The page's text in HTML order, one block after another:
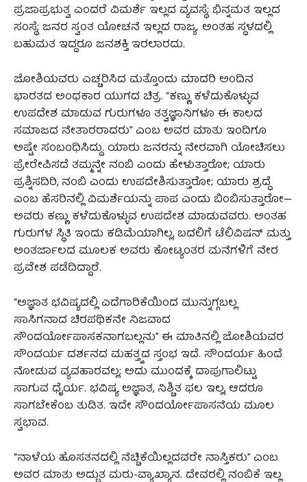
ಪ್ರಜಾಪ್ರಭುತ್ವ ಎಂದರೆ ವಿಮರ್ಶೆ ಇಲ್ಲದ ವ್ಯವಸ್ಥೆ; ಭಿನ್ನಮತ ಇಲ್ಲದ
ಸಂಸ್ಥೆ; ಜನರ ಸ್ವಂತ ಯೋಚನೆ ಇಲ್ಲದ ರಾಜ್ಯ. ಅಂತಹ ಸ್ಥಳದಲ್ಲಿ
ಬಹುಮತ ಇದ್ದರೂ ಜನಶಕ್ತಿ ಇರಲಾರದು.
ಜೋಶಿಯವರು ಎಚ್ಚರಿಸಿದ ಮತ್ತೊಂದು ಮಾದರಿ ಅಂದಿನ
ಭಾರತದ ಅಂಧಕಾರ ಯುಗದ ಚಿತ್ರ. “ಕಣ್ಣು ಕಳೆದುಕೊಳ್ಳುವ
ಉಪದೇಶ ಮಾಡುವ ಗುರುಗಳೂ ತತ್ವಜ್ಞಾನಿಗಳೂ ಈ ಕಾಲದ
ಸಮಾಜದ ನೇತಾರರಾದರು” ಎಂಬ ಅವರ ಮಾತು ಇಂದಿಗೂ
ಅಷ್ಟೇ ಸಂಬಂಧಿಸಿದ್ದು. ಯಾರು ಜನರನ್ನು ನೇರವಾಗಿ ಯೋಚಿಸಲು
ಪ್ರೇರೇಪಿಸದೆ ತಮ್ಮನ್ನೇ ನಂಬಿ ಎಂದು ಹೇಳುತ್ತಾರೋ; ಯಾರು
ಪ್ರಶ್ನಿಸದಿರಿ, ನಂಬಿ ಎಂದು ಉಪದೇಶಿಸುತ್ತಾರೋ; ಯಾರು ಶ್ರದ್ಧೆ
ಎಂಬ ಹೆಸರಿನಲ್ಲಿ ವಿಮರ್ಶೆಯನ್ನು ಪಾಪ ಎಂದು ಬಿಂಬಿಸುತ್ತಾರೋ—
ಅವರು ಕಣ್ಣು ಕಳೆದುಕೊಳ್ಳುವ ಉಪದೇಶ ಮಾಡುವವರು. ಅಂತಹ
ಗುರುಗಳ ಸ್ಥಿತಿ ಇಂದು ಕಡಿಮೆಯಾಗಿಲ್ಲ, ಬದಲಿಗೆ ಟೆಲಿವಿಷನ್ ಮತ್ತು
ಅಂತರ್ಜಾಲದ ಮೂಲಕ ಅವರು ಕೋಟ್ಯಂತರ ಮನೆಗಳಿಗೆ ನೇರ
ಪ್ರವೇಶ ಪಡೆದಿದ್ದಾರೆ.
“ಅಜ್ಞಾತ ಭವಿಷ್ಯದಲ್ಲಿ ಎದೆಗಾರಿಕೆಯಿಂದ ಮುನ್ನುಗ್ಗಬಲ್ಲ
ಸಾಸಿಗನಾದ ಚಿರಪಥಿಕನೇ ನಿಜವಾದ
ಸೌಂದರ್ಯೋಪಾಸಕನಾಗಬಲ್ಲನು” ಈ ಮಾತಿನಲ್ಲಿ ಜೋಶಿಯವರ
ಸೌಂದರ್ಯ ದರ್ಶನದ ಮಹತ್ತ್ವದ ಸ್ತಂಭ ಇದೆ. ಸೌಂದರ್ಯ ಹಿಂದೆ
ನೋಡುವ ವ್ಯವಹಾರವಲ್ಲ; ಅದು ಮುಂದಕ್ಕೆ ದಾಪುಗಾಲಿಟ್ಟು
ಸಾಗುವ ಧೈರ್ಯ. ಭವಿಷ್ಯ ಅಜ್ಞಾತ, ನಿಶ್ಚಿತ ಫಲ ಇಲ್ಲ, ಆದರೂ
ಸಾಗಬೇಕೆಂಬ ತುಡಿತ. ಇದೇ ಸೌಂದರ್ಯೋಪಾಸನೆಯ ಮೂಲ
ಸ್ವಭಾವ.
“ನಾಳೆಯ ಹೊಸತನದಲ್ಲಿ ನೆಚ್ಚಿಕೆಯಿಲ್ಲದವರೇ ನಾಸ್ತಿಕರು” ಎಂಬ
ಅವರ ಮಾತು ಅದ್ಭುತ ಮರು-ವ್ಯಾಖ್ಯಾನ. ದೇವರಲ್ಲಿ ನಂಬಿಕೆ ಇಲ್ಲ